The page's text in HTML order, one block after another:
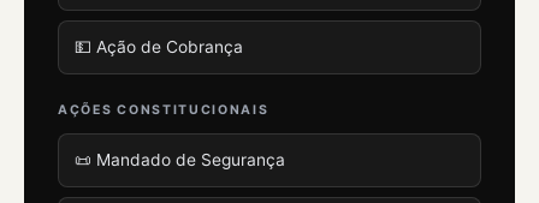
💵 Ação de Cobrança
AÇÕES CONSTITUCIONAIS
📜 Mandado de Segurança